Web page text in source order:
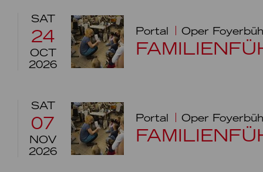
SAT
24
OCT
2026
Portal Oper
SAT
07
NOV
2026
Portal Oper